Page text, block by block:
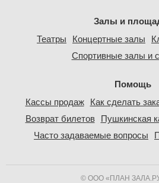
Залы и
Театры
Концертные залы
Спортивные залы и
Помощь
Кассы продаж
Как сделать
Возврат билетов
Пушкинская
Часто задаваемые вопросы
© ООО «ПЛАН